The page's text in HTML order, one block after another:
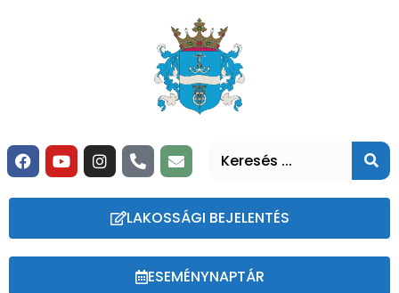
LAKOSSÁGI BEJELENTÉS
ESEMÉNYNAPTÁR